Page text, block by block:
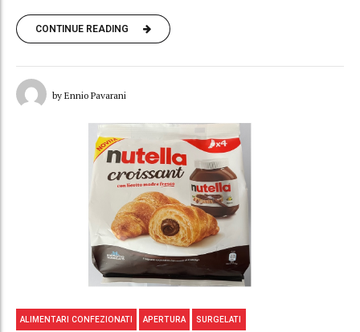
CONTINUE READING
by Ennio Pavarani
ALIMENTARI CONFEZIONATI APERTURA SURGELATI